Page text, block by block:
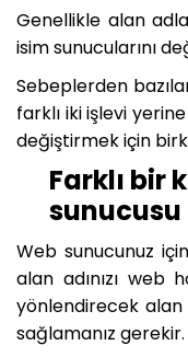
Genellikle alan
isim sunucularını
Sebeplerden
farklı iki işlevi
değiştirmek için
Farklı bir
Web sunucunuz
alan adınızı web
yönlendirecek alan
sağlamanız gerekir.